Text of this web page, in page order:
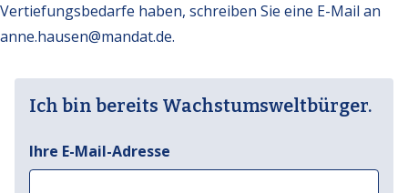
Vertiefungsbedarfe haben, schreiben Sie eine E-Mail an
anne.hausen@mandat.de.
Ich bin bereits Wachstumsweltbürger.
Ihre E-Mail-Adresse